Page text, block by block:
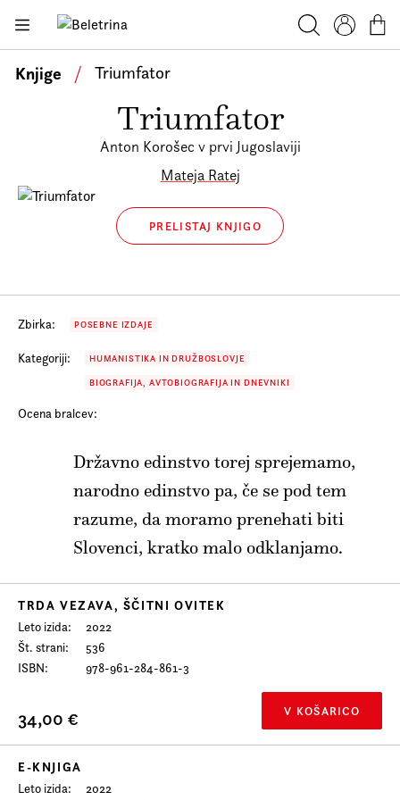
Beletrina
Knjige
Dogodki
Kontakt
Prijava na e-novice
Knjige / Triumfator
Triumfator
Anton Korošec v prvi Jugoslaviji
Mateja Ratej
PRELISTAJ KNJIGO
Zbirka: POSEBNE IZDAJE
Kategoriji: HUMANISTIKA IN DRUŽBOSLOVJE
BIOGRAFIJA, AVTOBIOGRAFIJA IN DNEVNIKI
Ocena bralcev:
Državno edinstvo torej sprejemamo,
narodno edinstvo pa, če se pod tem
razume, da moramo prenehati biti
Slovenci, kratko malo odklanjamo.
TRDA VEZAVA, ŠČITNI OVITEK
Leto izida
2022
Št. strani
536
ISBN
978-961-284-861-3
34,00 € V KOŠARICO
E-KNJIGA
Leto izida
2022